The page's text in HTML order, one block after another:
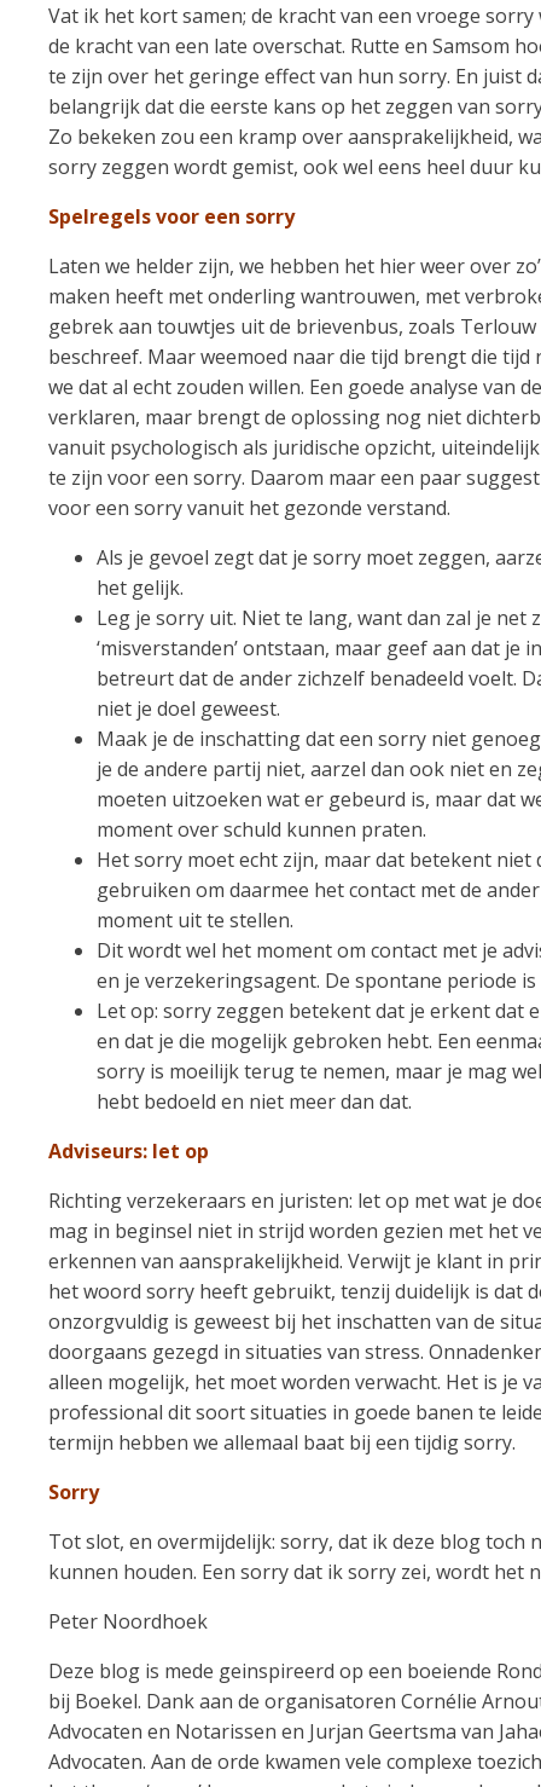
Vat ik het kort samen; de kracht van een vroege
de kracht van een late overschat. Rutte en Samsom
te zijn over het geringe effect van hun sorry. En juist
belangrijk dat die eerste kans op het zeggen van
Zo bekeken zou een kramp over aansprakelijkheid,
sorry zeggen wordt gemist, ook wel eens heel duur
Spelregels voor een sorry
Laten we helder zijn, we hebben het hier weer over
maken heeft met onderling wantrouwen, met
gebrek aan touwtjes uit de brievenbus, zoals
beschreef. Maar weemoed naar die tijd brengt die
we dat al echt zouden willen. Een goede analyse van
verklaren, maar brengt de oplossing nog niet
vanuit psychologisch als juridische opzicht,
te zijn voor een sorry. Daarom maar een paar
voor een sorry vanuit het gezonde verstand.
Als je gevoel zegt dat je sorry moet zeggen,
het gelijk.
Leg je sorry uit. Niet te lang, want dan zal je net
‘misverstanden’ ontstaan, maar geef aan dat je
betreurt dat de ander zichzelf benadeeld voelt.
niet je doel geweest.
Maak je de inschatting dat een sorry niet
je de andere partij niet, aarzel dan ook niet en
moeten uitzoeken wat er gebeurd is, maar dat
moment over schuld kunnen praten.
Het sorry moet echt zijn, maar dat betekent niet
gebruiken om daarmee het contact met de
moment uit te stellen.
Dit wordt wel het moment om contact met je
en je verzekeringsagent. De spontane periode
Let op: sorry zeggen betekent dat je erkent dat
en dat je die mogelijk gebroken hebt. Een
sorry is moeilijk terug te nemen, maar je mag
hebt bedoeld en niet meer dan dat.
Adviseurs: let op
Richting verzekeraars en juristen: let op met wat je
mag in beginsel niet in strijd worden gezien met het
erkennen van aansprakelijkheid. Verwijt je klant in
het woord sorry heeft gebruikt, tenzij duidelijk is dat
onzorgvuldig is geweest bij het inschatten van de
doorgaans gezegd in situaties van stress.
alleen mogelijk, het moet worden verwacht. Het is je
professional dit soort situaties in goede banen te
termijn hebben we allemaal baat bij een tijdig sorry.
Sorry
Tot slot, en overmijdelijk: sorry, dat ik deze blog toch
kunnen houden. Een sorry dat ik sorry zei, wordt het
Peter Noordhoek
Deze blog is mede geinspireerd op een boeiende
bij Boekel. Dank aan de organisatoren Cornélie
Advocaten en Notarissen en Jurjan Geertsma van
Advocaten. Aan de orde kwamen vele complexe